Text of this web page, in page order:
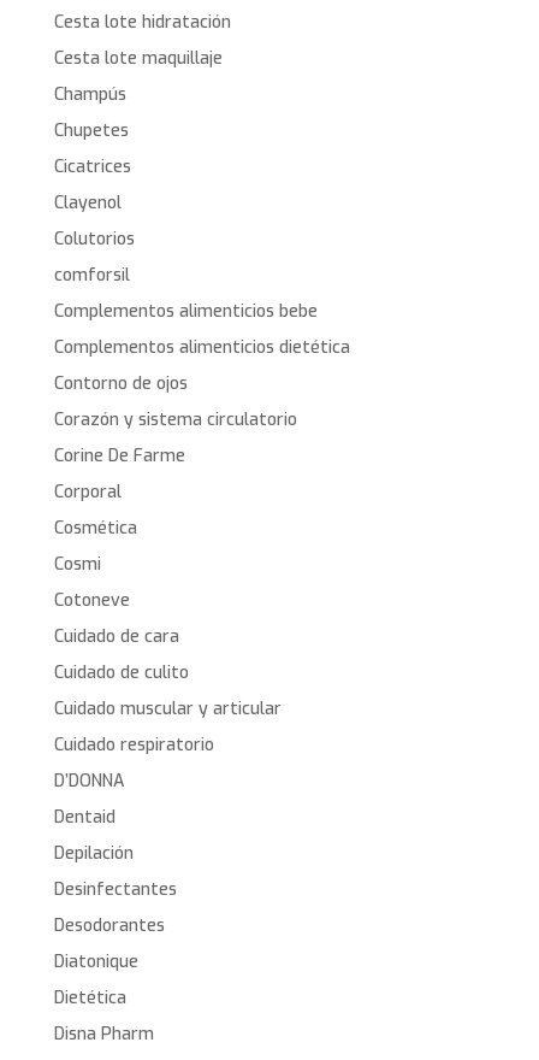
Cesta lote hidratación
Cesta lote maquillaje
Champús
Chupetes
Cicatrices
Clayenol
Colutorios
comforsil
Complementos alimenticios bebe
Complementos alimenticios dietética
Contorno de ojos
Corazón y sistema circulatorio
Corine De Farme
Corporal
Cosmética
Cosmi
Cotoneve
Cuidado de cara
Cuidado de culito
Cuidado muscular y articular
Cuidado respiratorio
D’DONNA
Dentaid
Depilación
Desinfectantes
Desodorantes
Diatonique
Dietética
Disna Pharm